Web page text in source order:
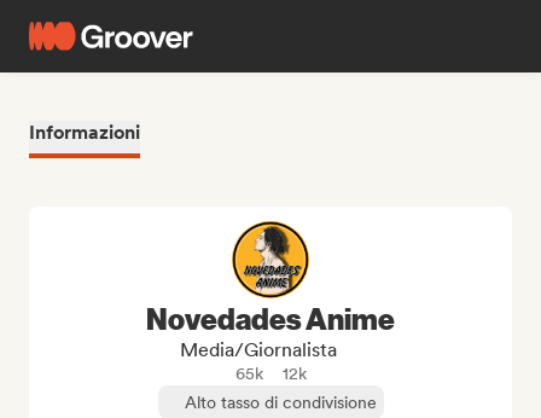
Informazioni
Novedades Anime
Media/Giornalista
65k
12k
Alto tasso di condivisione